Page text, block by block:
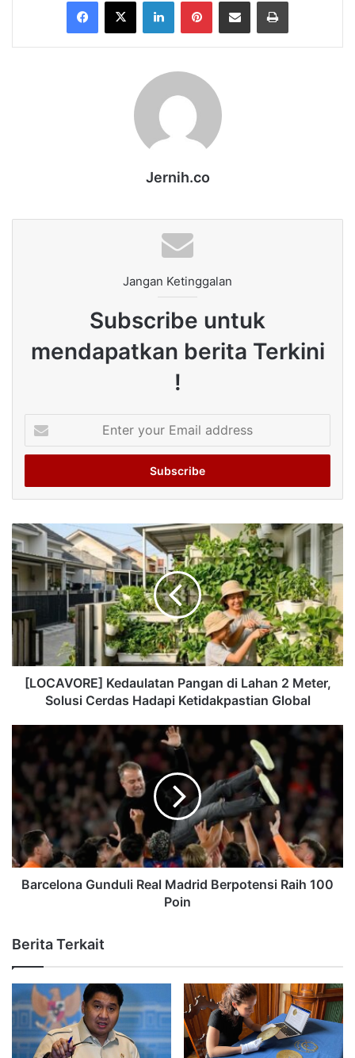
Jernih.co
Jangan Ketinggalan
Subscribe untuk
mendapatkan berita Terkini
!
your
Email
[LOCAVORE] Kedaulatan Pangan di Lahan 2 Meter,
Solusi Cerdas Hadapi Ketidakpastian Global
Barcelona Gunduli Real Madrid Berpotensi Raih 100
Poin
Berita Terkait